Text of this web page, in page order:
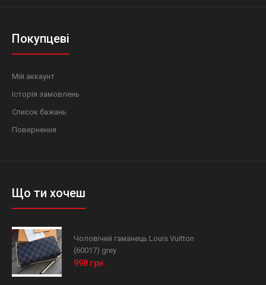
Покупцеві
Мій аккаунт
Історія замовлень
Список бажань
Повернення
Що ти хочеш
Чоловічий гаманець Louis Vuitton
(60017) grey
998 грн.